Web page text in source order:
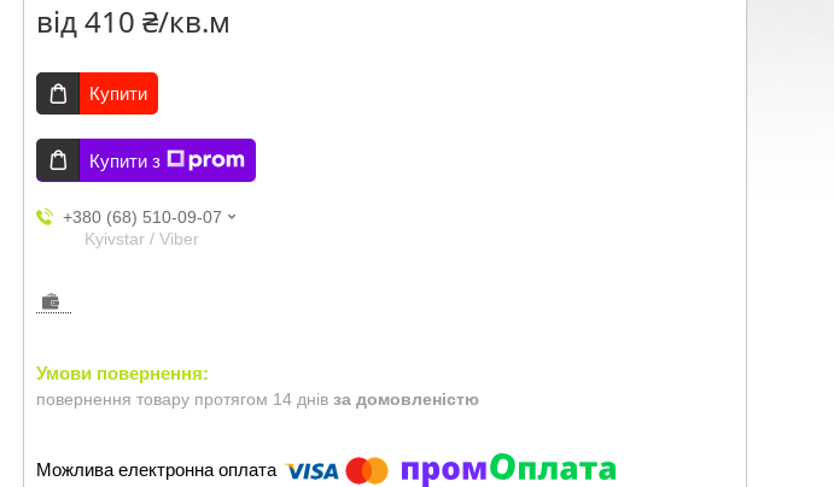
від410 ₴/кв.м
Купити
Купити з
+380 (68) 510-09-07
Kyivstar / Viber
повернення товару протягом 14 днів за домовленістю